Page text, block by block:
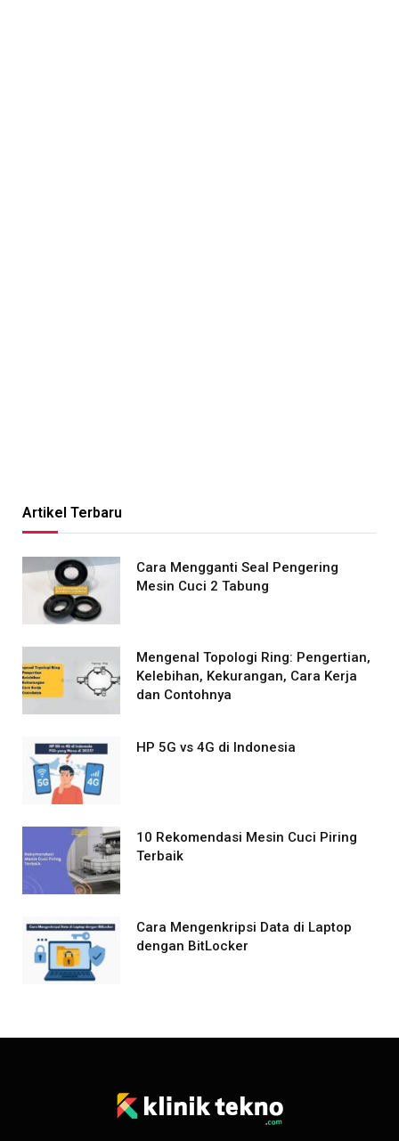
Artikel Terbaru
Cara Mengganti Seal Pengering
Mesin Cuci 2 Tabung
Mengenal Topologi Ring: Pengertian,
Kelebihan, Kekurangan, Cara Kerja
dan Contohnya
HP 5G vs 4G di Indonesia
10 Rekomendasi Mesin Cuci Piring
Terbaik
Cara Mengenkripsi Data di Laptop
dengan BitLocker